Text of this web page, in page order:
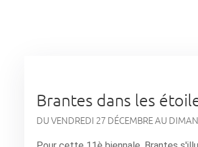
Brantes dans les
DU VENDREDI 27 DÉCEMBRE AU